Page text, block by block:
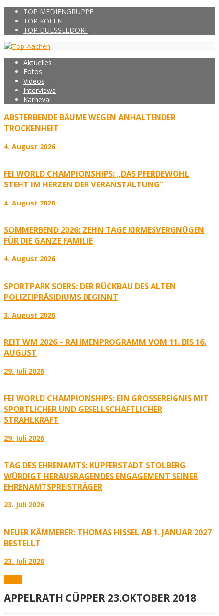
TOP MEDIENGRUPPE
TOP KOELN
TOP DUESSELDORF
Aktuelles
Fotos
Videos
Interviews
Karneval
ABSTERBENDE BÄUME WEGEN ANHALTENDER
TROCKENHEIT
4. August 2026
FEI WORLD CHAMPIONSHIPS: „DAS PFERDEWOHL
STEHT IM HERZEN DER VERANSTALTUNG“
4. August 2026
SOMMERBEND 2026: ZEHN TAGE KIRMESVERGNÜGEN
FÜR DIE GANZE FAMILIE
4. August 2026
SPORTPARK SOERS: DER RÜCKBAU DES ALTEN
POLIZEIPRÄSIDIUMS BEGINNT
3. August 2026
REIT WM 2026 – RAHMENPROGRAMM VOM 11. BIS 16.
AUGUST
29. Juli 2026
FEI WORLD CHAMPIONSHIPS: EIN GROSSEREIGNIS MIT S
PORTLICHER UND GESELLSCHAFTLICHER S
TRAHLKRAFT
29. Juli 2026
TAG DES EHRENAMTS: KUPFERSTADT STOLBERG
WÜRDIGT HERAUSRAGENDES ENGAGEMENT SEINER
EHRENAMTSPREISTRÄGER
23. Juli 2026
NEUER KÄMMERER: THOMAS HISSEL AB 1. JANUAR 2027
BESTELLT
23. Juli 2026
APPELRATH CÜPPER 23.OKTOBER 2018